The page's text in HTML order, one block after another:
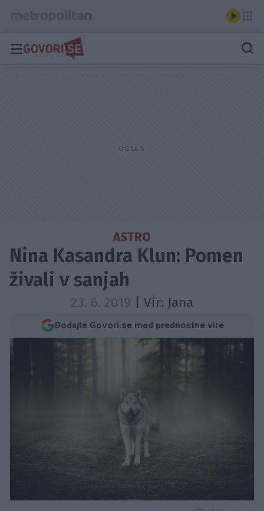
ASTRO
Nina Kasandra Klun: Pomen
živali v sanjah
23. 6. 2019 | Vir: Jana
Dodajte Govori.se med prednostne vire